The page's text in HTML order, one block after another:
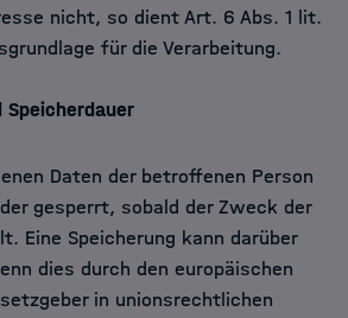
nicht, so dient Art. 6 Abs. 1 lit.
für die Verarbeitung.
Speicherdauer
Daten der betroffenen Person
gesperrt, sobald der Zweck der
Eine Speicherung kann darüber
dies durch den europäischen
in unionsrechtlichen